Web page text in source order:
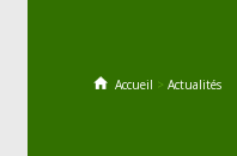
Accueil > Actualités